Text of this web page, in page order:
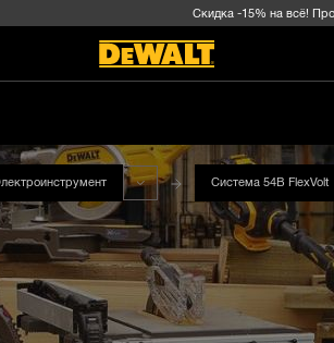
Скидка -15% на всё!
Система 54В FlexVolt